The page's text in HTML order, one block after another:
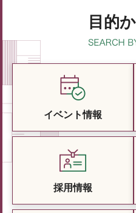
目的
イベント情報
採用情報